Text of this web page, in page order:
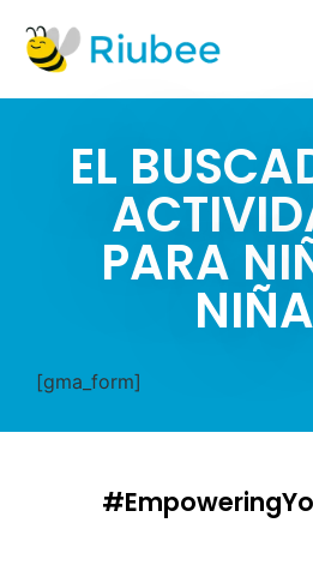
EL
PARA
[gma_form]